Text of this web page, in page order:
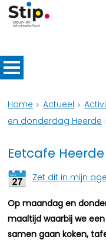
Home Actueel
en donderdag Heerde
Eetcafe
Zet dit in mijn
Op maandag en
maaltijd waarbij we
samen gaan koken,